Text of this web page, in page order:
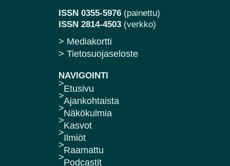
ISSN 0355-5976 (painettu)
ISSN 2814-4503 (verkko)
> Mediakortti
> Tietosuojaseloste
NAVIGOINTI
Etusivu
Ajankohtaista
Näkökulmia
Kasvot
Ilmiöt
Raamattu
Podcastit